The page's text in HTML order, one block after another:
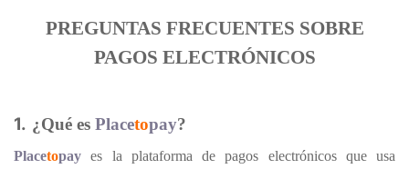
PREGUNTAS FRECUENTES SOBRE
PAGOS ELECTRÓNICOS
1. ¿Qué es Placetopay?
Placetopay es la plataforma de pagos electrónicos que usa